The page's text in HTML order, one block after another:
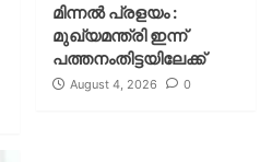
മിന്നല്‍ പ്രളയം :
മുഖ്യമന്ത്രി ഇന്ന്
പത്തനംതിട്ടയിലേക്ക്
August 4, 2026 0